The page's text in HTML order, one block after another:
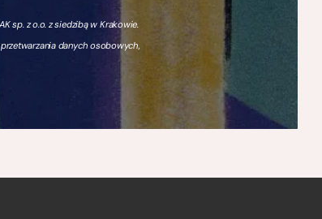
sp. z o.o. z siedzibą w Krakowie.
danych osobowych,